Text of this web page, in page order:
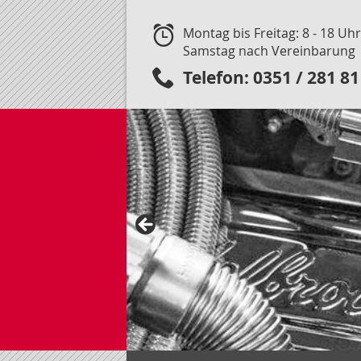
Montag bis Freitag: 8 - 18 Uhr
Samstag nach Vereinbarung
Telefon: 0351 / 281